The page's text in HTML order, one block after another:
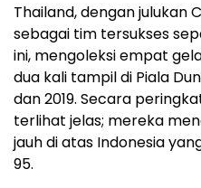
Thailand, dengan julukan
sebagai tim tersukses
ini, mengoleksi empat
dua kali tampil di Piala
dan 2019. Secara
terlihat jelas; mereka
jauh di atas Indonesia
95.